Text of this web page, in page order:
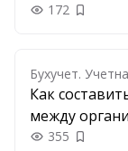
172
Бухучет.
Как
между
355